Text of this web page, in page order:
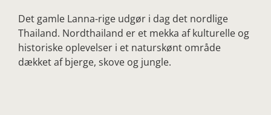
Det gamle Lanna-rige udgør i dag det nordlige
Thailand. Nordthailand er et mekka af kulturelle og
historiske oplevelser i et naturskønt område
dækket af bjerge, skove og jungle.